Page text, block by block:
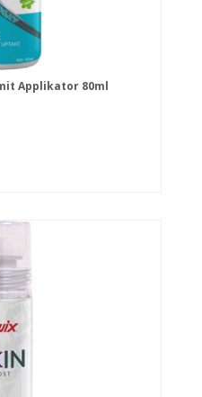
Applikator 80ml